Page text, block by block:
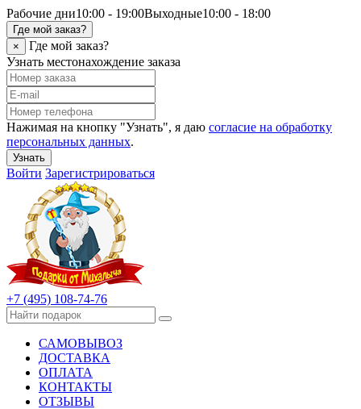
Рабочие дни10:00 - 19:00Выходные10:00 - 18:00
Где мой заказ?
×
Где мой заказ?
Узнать местонахождение заказа
Нажимая на кнопку "Узнать", я даю согласие на обработку
персональных данных.
Узнать
Войти Зарегистрироваться
+7 (495) 108-74-76
САМОВЫВОЗ
ДОСТАВКА
ОПЛАТА
КОНТАКТЫ
ОТЗЫВЫ